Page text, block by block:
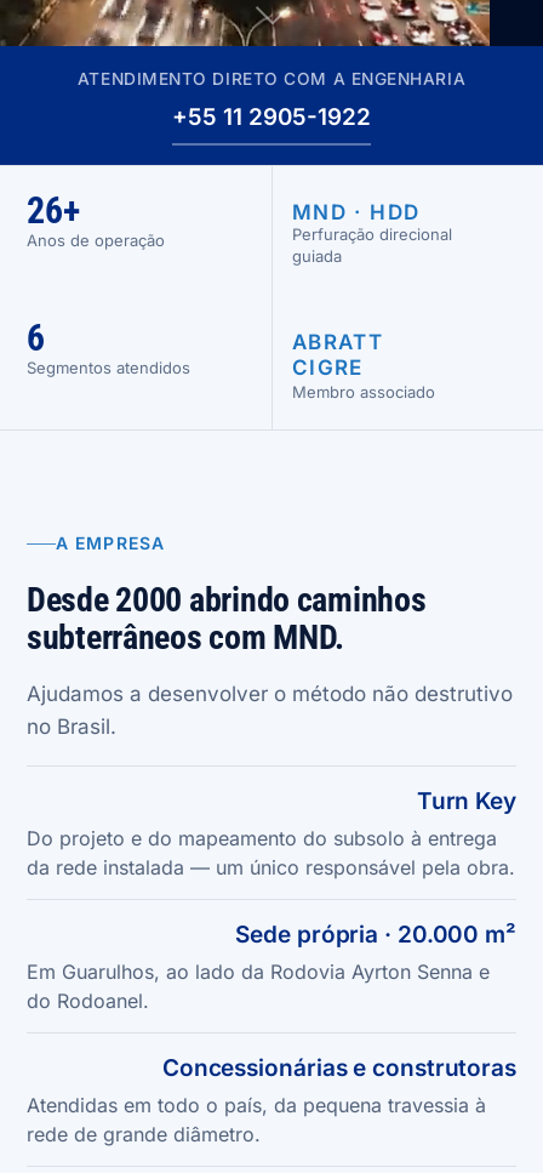
ATENDIMENTO DIRETO COM A ENGENHARIA
+55 11 2905-1922
26+
Anos de operação
MND · HDD
Perfuração direcional
guiada
6
Segmentos atendidos
ABRATT
CIGRE
Membro associado
A EMPRESA
Desde 2000 abrindo caminhos
subterrâneos com MND.
Ajudamos a desenvolver o método não destrutivo
no Brasil.
Turn Key
Do projeto e do mapeamento do subsolo à entrega
da rede instalada — um único responsável pela obra.
Sede própria · 20.000 m²
Em Guarulhos, ao lado da Rodovia Ayrton Senna e
do Rodoanel.
Concessionárias e construtoras
Atendidas em todo o país, da pequena travessia à
rede de grande diâmetro.